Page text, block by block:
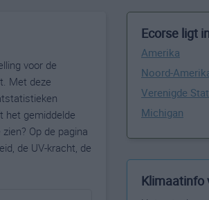
voor de
Met deze
het gemiddelde
Op de pagina
de UV-kracht, de
Ecorse ligt
Amerika
Noord-
Verenigde
Michigan
Klimaatinfo